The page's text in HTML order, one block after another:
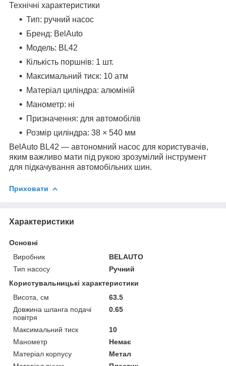
Технічні характеристики
Тип: ручний насос
Бренд: BelAuto
Модель: BL42
Кількість поршнів: 1 шт.
Максимальний тиск: 10 атм
Матеріал циліндра: алюміній
Манометр: ні
Призначення: для автомобілів
Розмір циліндра: 38 × 540 мм
BelAuto BL42 — автономний насос для користувачів,
яким важливо мати під рукою зрозумілий інструмент
для підкачування автомобільних шин.
Приховати
Характеристики
Основні
Виробник
BELAUTO
Тип насосу
Ручний
Користувальницькі характеристики
Висота, см
63.5
Довжина шланга подачі
повітря
0.65
Максимальний тиск
10
Манометр
Немає
Матеріал корпусу
Метал